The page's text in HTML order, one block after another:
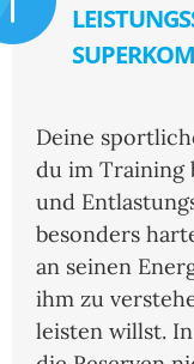
Deine
du im Training
und
besonders
an seinen
ihm zu
leisten willst.